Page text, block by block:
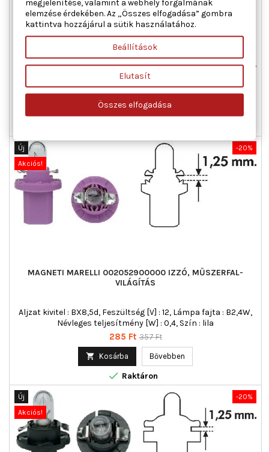
MAGNETI MARELLI 002051600000 IZZÓ, MŰSZERFAL-
VILÁGÍTÁS
Aljzat kivitel : W2x4,6d, Feszültség [V] : 24, Lámpa fajta : B2,4W,
Névleges teljesítmény [W] : 1, Szín : fehér
Ár
230 FtNormál
ár
288 Ft
Kosárba Bővebben
-20%
Új
Akciós!
MAGNETI MARELLI 002052900000 IZZÓ, MŰSZERFAL-
VILÁGÍTÁS
Aljzat kivitel : BX8,5d, Feszültség [V] : 12, Lámpa fajta : B2,4W,
Névleges teljesítmény [W] : 0,4, Szín : lila
Ár
285 Ft Normál
357 Ft
 Kosárba Bővebben
 Raktáron
-20%
Új
Akciós!
megjelenítése, valamint a webhely forgalmának
elemzése érdekében. Az „Összes elfogadása” gombra
kattintva hozzájárul a sütik használatához.
Beállítások
Elutasít
Összes elfogadása